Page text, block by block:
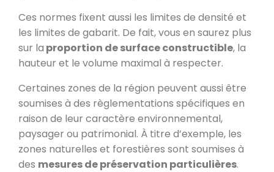
Ces normes fixent aussi les limites de densité et
les limites de gabarit. De fait, vous en saurez plus
sur la proportion de surface constructible, la
hauteur et le volume maximal à respecter.
Certaines zones de la région peuvent aussi être
soumises à des règlementations spécifiques en
raison de leur caractère environnemental,
paysager ou patrimonial. À titre d’exemple, les
zones naturelles et forestières sont soumises à
des mesures de préservation particulières.